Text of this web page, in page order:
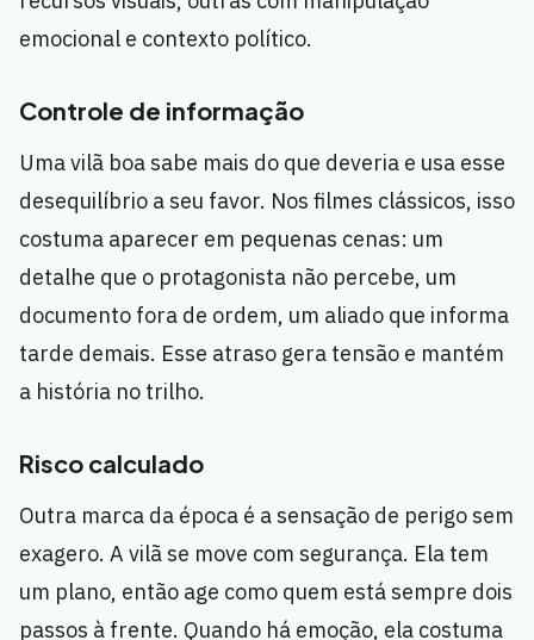
emocional e contexto político.
Controle de informação
Uma vilã boa sabe mais do que deveria e usa esse
desequilíbrio a seu favor. Nos filmes clássicos, isso
costuma aparecer em pequenas cenas: um
detalhe que o protagonista não percebe, um
documento fora de ordem, um aliado que informa
tarde demais. Esse atraso gera tensão e mantém
a história no trilho.
Risco calculado
Outra marca da época é a sensação de perigo sem
exagero. A vilã se move com segurança. Ela tem
um plano, então age como quem está sempre dois
passos à frente. Quando há emoção, ela costuma